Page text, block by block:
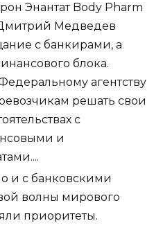
Энантат Body Pharm
Медведев
с банкирами, а
блока.
агентству
решать свои
с
и
и с банковскими
волны мирового
приоритеты.